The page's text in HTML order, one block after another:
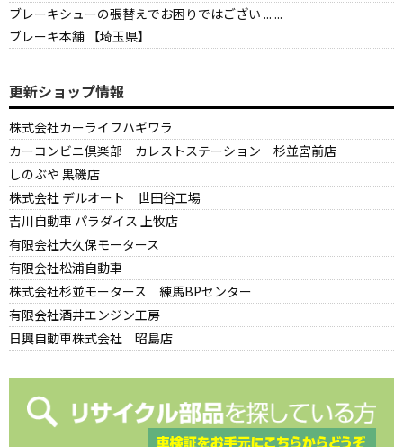
ブレーキシューの張替えでお困りではござい ... ...
ブレーキ本舗 【埼玉県】
更新ショップ情報
株式会社カーライフハギワラ
カーコンビニ倶楽部 カレストステーション 杉並宮前店
しのぶや 黒磯店
株式会社 デルオート 世田谷工場
吉川自動車 パラダイス 上牧店
有限会社大久保モータース
有限会社松浦自動車
株式会社杉並モータース 練馬BPセンター
有限会社酒井エンジン工房
日興自動車株式会社 昭島店